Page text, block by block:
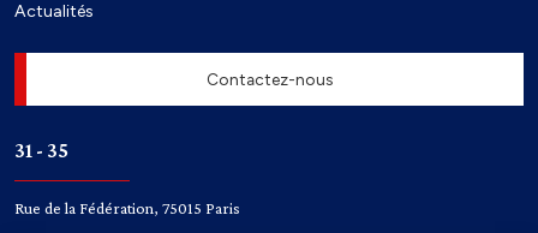
Actualités
Contactez-nous
31 - 35
Rue de la Fédération, 75015 Paris